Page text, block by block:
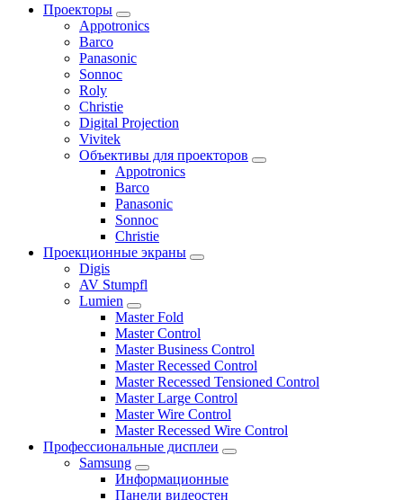
Проекторы
Appotronics
Barco
Panasonic
Sonnoc
Roly
Christie
Digital Projection
Vivitek
Объективы для проекторов
Appotronics
Barco
Panasonic
Sonnoc
Сhristie
Проекционные экраны
Digis
AV Stumpfl
Lumien
Master Fold
Master Control
Master Business Control
Master Recessed Control
Master Recessed Tensioned Control
Master Large Control
Master Wire Control
Master Recessed Wire Control
Профессиональные дисплеи
Samsung
Информационные
Панели видеостен